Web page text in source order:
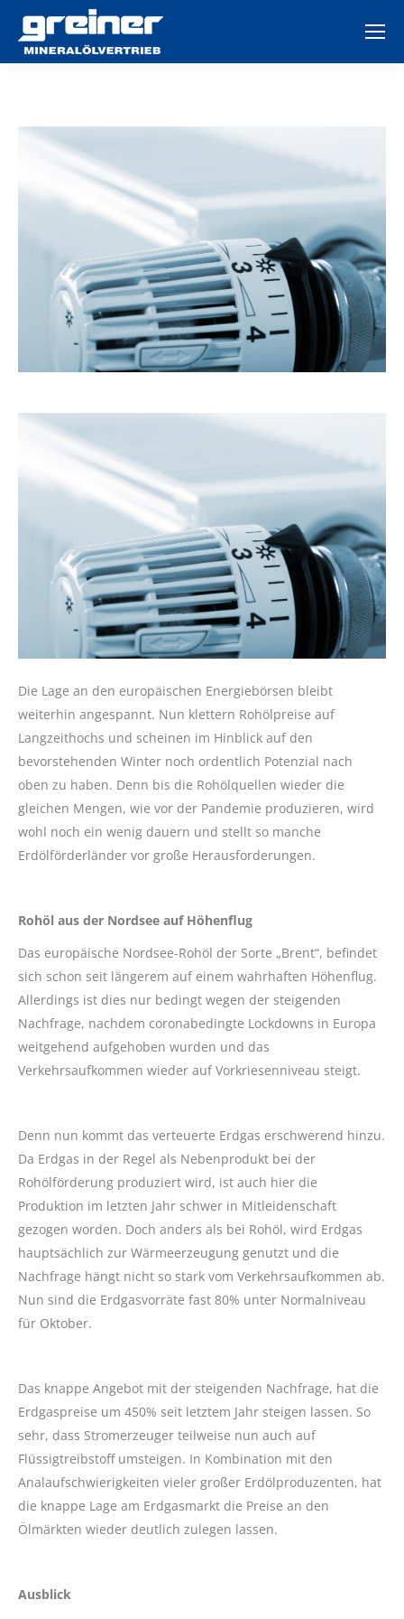
Die Lage an den europäischen Energiebörsen bleibt
weiterhin angespannt. Nun klettern Rohölpreise auf
Langzeithochs und scheinen im Hinblick auf den
bevorstehenden Winter noch ordentlich Potenzial nach
oben zu haben. Denn bis die Rohölquellen wieder die
gleichen Mengen, wie vor der Pandemie produzieren, wird
wohl noch ein wenig dauern und stellt so manche
Erdölförderländer vor große Herausforderungen.
Rohöl aus der Nordsee auf Höhenflug
Das europäische Nordsee-Rohöl der Sorte „Brent“, befindet
sich schon seit längerem auf einem wahrhaften Höhenflug.
Allerdings ist dies nur bedingt wegen der steigenden
Nachfrage, nachdem coronabedingte Lockdowns in Europa
weitgehend aufgehoben wurden und das
Verkehrsaufkommen wieder auf Vorkriesenniveau steigt.
Denn nun kommt das verteuerte Erdgas erschwerend hinzu.
Da Erdgas in der Regel als Nebenprodukt bei der
Rohölförderung produziert wird, ist auch hier die
Produktion im letzten Jahr schwer in Mitleidenschaft
gezogen worden. Doch anders als bei Rohöl, wird Erdgas
hauptsächlich zur Wärmeerzeugung genutzt und die
Nachfrage hängt nicht so stark vom Verkehrsaufkommen ab.
Nun sind die Erdgasvorräte fast 80% unter Normalniveau
für Oktober.
Das knappe Angebot mit der steigenden Nachfrage, hat die
Erdgaspreise um 450% seit letztem Jahr steigen lassen. So
sehr, dass Stromerzeuger teilweise nun auch auf
Flüssigtreibstoff umsteigen. In Kombination mit den
Analaufschwierigkeiten vieler großer Erdölproduzenten, hat
die knappe Lage am Erdgasmarkt die Preise an den
Ölmärkten wieder deutlich zulegen lassen.
Ausblick